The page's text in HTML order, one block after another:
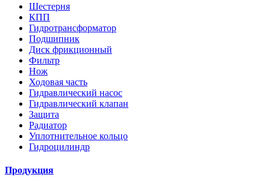
Шестерня
КПП
Гидротрансформатор
Подшипник
Диск фрикционный
Фильтр
Нож
Ходовая часть
Гидравлический насос
Гидравлический клапан
Защита
Радиатор
Уплотнительное кольцо
Гидроцилиндр
Продукция